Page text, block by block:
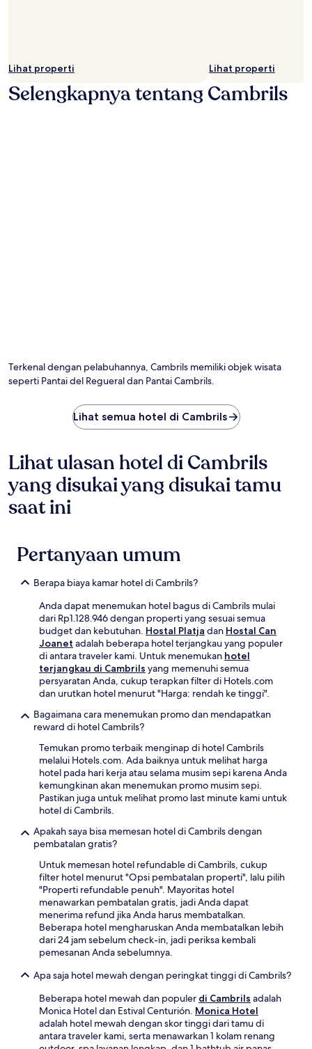
Lihat properti Lihat properti
Selengkapnya tentang Cambrils
Terkenal dengan pelabuhannya, Cambrils memiliki objek wisata
seperti Pantai del Regueral dan Pantai Cambrils.
Lihat semua hotel di Cambrils
Lihat ulasan hotel di Cambrils
yang disukai yang disukai tamu
saat ini
Pertanyaan umum
Berapa biaya kamar hotel di Cambrils?
Anda dapat menemukan hotel bagus di Cambrils mulai
dari Rp1.128.946 dengan properti yang sesuai semua
budget dan kebutuhan. Hostal Platja dan Hostal Can
Joanet adalah beberapa hotel terjangkau yang populer
di antara traveler kami. Untuk menemukan hotel
terjangkau di Cambrils yang memenuhi semua
persyaratan Anda, cukup terapkan filter di Hotels.com
dan urutkan hotel menurut "Harga: rendah ke tinggi".
Bagaimana cara menemukan promo dan mendapatkan
reward di hotel Cambrils?
Temukan promo terbaik menginap di hotel Cambrils
melalui Hotels.com. Ada baiknya untuk melihat harga
hotel pada hari kerja atau selama musim sepi karena Anda
kemungkinan akan menemukan promo musim sepi.
Pastikan juga untuk melihat promo last minute kami untuk
hotel di Cambrils.
Apakah saya bisa memesan hotel di Cambrils dengan
pembatalan gratis?
Untuk memesan hotel refundable di Cambrils, cukup
filter hotel menurut "Opsi pembatalan properti", lalu pilih
"Properti refundable penuh". Mayoritas hotel
menawarkan pembatalan gratis, jadi Anda dapat
menerima refund jika Anda harus membatalkan.
Beberapa hotel mengharuskan Anda membatalkan lebih
dari 24 jam sebelum check-in, jadi periksa kembali
pemesanan Anda sebelumnya.
Apa saja hotel mewah dengan peringkat tinggi di Cambrils?
Beberapa hotel mewah dan populer di Cambrils adalah
Monica Hotel dan Estival Centurión. Monica Hotel
adalah hotel mewah dengan skor tinggi dari tamu di
antara traveler kami, serta menawarkan 1 kolam renang